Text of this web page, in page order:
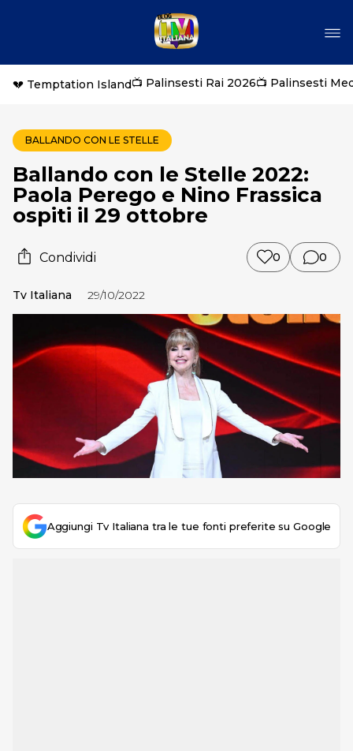
💔 Temptation Island📺 Palinsesti Rai 2026📺 Palinsesti
BALLANDO CON LE STELLE
Ballando con le Stelle 2022:
Paola Perego e Nino Frassica
ospiti il 29 ottobre
Condividi 0 0
Tv Italiana 29/10/2022
Aggiungi Tv Italiana tra le tue fonti preferite su Google